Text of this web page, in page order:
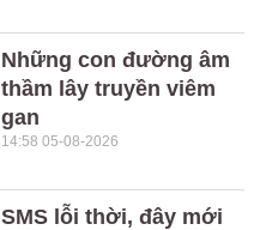
Những con đường âm
thầm lây truyền viêm
gan
14:58 05-08-2026
SMS lỗi thời, đây mới